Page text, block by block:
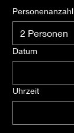
Personenanzahl
2 Personen
Datum
Uhrzeit